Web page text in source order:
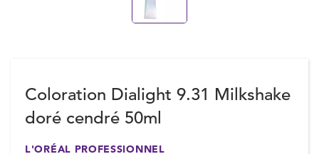
Coloration Dialight 9.31 Milkshake
doré cendré 50ml
L'ORÉAL PROFESSIONNEL